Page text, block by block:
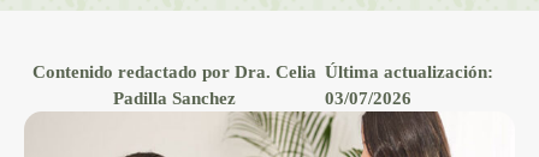
Contenido redactado por Dra. Celia
Padilla Sanchez
Última actualización:
03/07/2026